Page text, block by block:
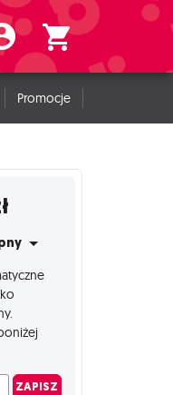
Promocje
ZAPISZ